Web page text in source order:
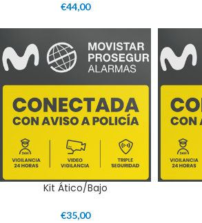
€44,00
Kit Ático/Bajo
€35,00